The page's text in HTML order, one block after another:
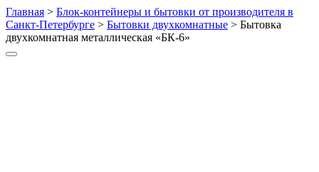
Главная > Блок-контейнеры и бытовки от производителя в
Санкт-Петербурге > Бытовки двухкомнатные > Бытовка
двухкомнатная металлическая «БК-6»